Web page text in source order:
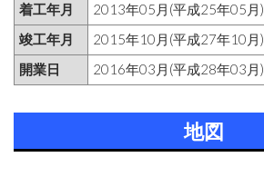
着工年月
2013年05月(平成25年05月)
竣工年月
2015年10月(平成27年10月)
開業日
2016年03月(平成28年03月)
地図